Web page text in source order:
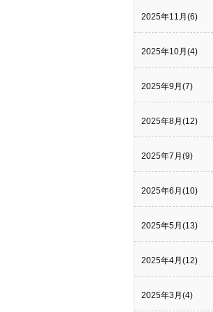
2025年11月(6)
2025年10月(4)
2025年9月(7)
2025年8月(12)
2025年7月(9)
2025年6月(10)
2025年5月(13)
2025年4月(12)
2025年3月(4)